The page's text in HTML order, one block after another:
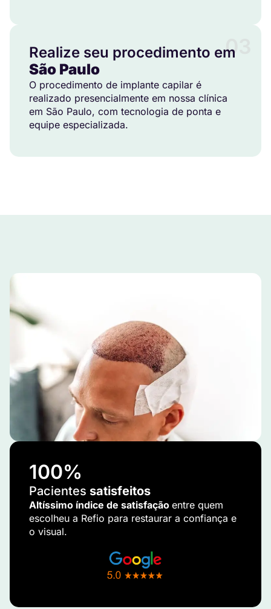
03
Realize seu procedimento em
São Paulo
O procedimento de implante capilar é
realizado presencialmente em nossa clínica
em São Paulo, com tecnologia de ponta e
equipe especializada.
100%
Pacientes satisfeitos
Altíssimo índice de satisfação entre quem
escolheu a Refio para restaurar a confiança e
o visual.